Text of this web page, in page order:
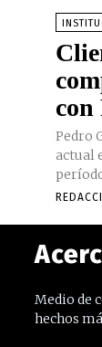
con
Pedro
actual
Medio de
hechos